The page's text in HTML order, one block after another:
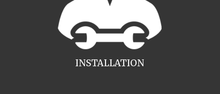
INSTALLATION